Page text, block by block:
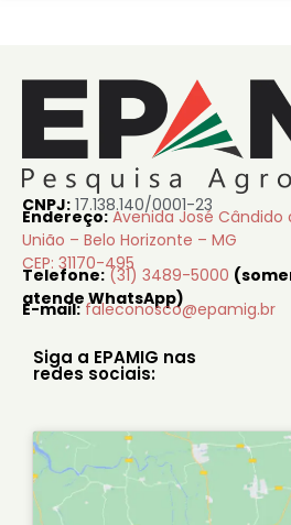
CNPJ: 17.138.140/0001-23
Endereço: Avenida José Cândido
União – Belo Horizonte – MG
CEP: 31170-495
Telefone: (31) 3489-5000
atende WhatsApp)
E-mail: faleconosco@epamig.br
Siga a EPAMIG nas
redes sociais: